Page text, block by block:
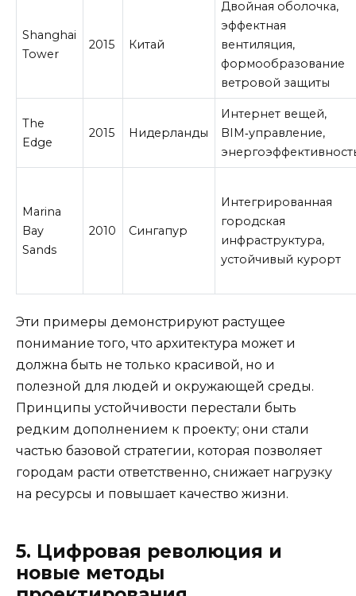
Shanghai
Tower
2015 Китай
Двойная оболочка,
эффектная
вентиляция,
формообразование
ветровой защиты
The
Edge
2015 Нидерланды
Интернет вещей,
BIM‑управление,
Marina
Bay
Sands
2010 Сингапур
Интегрированная
городская
инфраструктура,
устойчивый курорт
Эти примеры демонстрируют растущее
понимание того, что архитектура может и
должна быть не только красивой, но и
полезной для людей и окружающей среды.
Принципы устойчивости перестали быть
редким дополнением к проекту; они стали
частью базовой стратегии, которая позволяет
городам расти ответственно, снижает нагрузку
на ресурсы и повышает качество жизни.
5. Цифровая революция и
новые методы